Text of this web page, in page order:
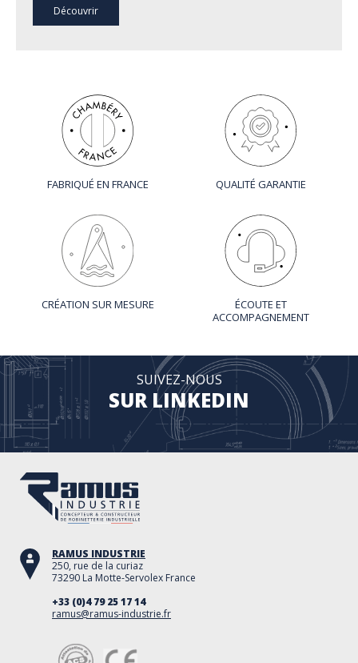
Découvrir
FABRIQUÉ EN FRANCE QUALITÉ GARANTIE
CRÉATION SUR MESURE
ÉCOUTE ET
ACCOMPAGNEMENT
SUIVEZ-NOUS
SUR LINKEDIN
RAMUS INDUSTRIE
250, rue de la curiaz
73290 La Motte-Servolex France
+33 (0)4 79 25 17 14
ramus@ramus-industrie.fr